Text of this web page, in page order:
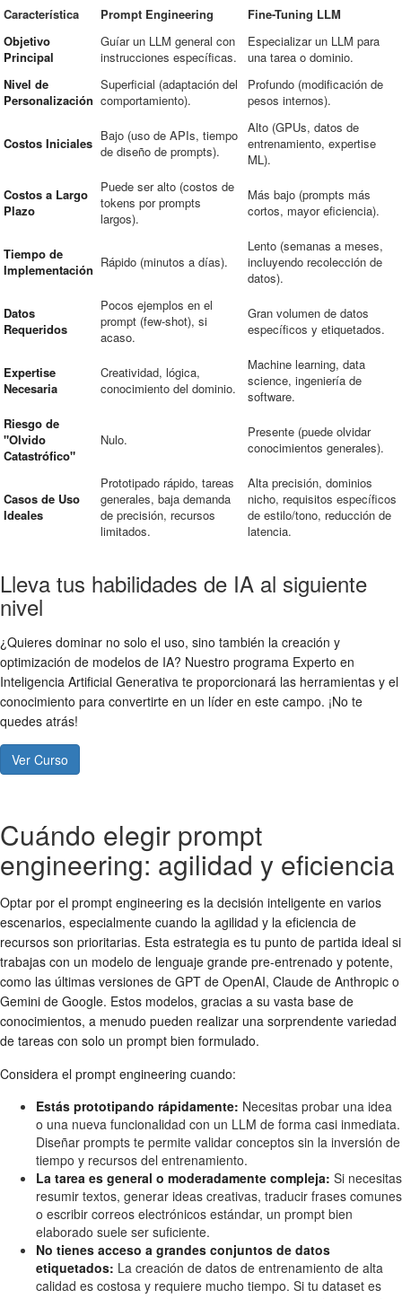
Característica Prompt Engineering
Fine-Tuning LLM
Objetivo
Principal
Guíar un LLM general con
instrucciones específicas.
Especializar un LLM para
una tarea o dominio.
Nivel de
Personalización
Superficial (adaptación del
comportamiento).
Profundo (modificación de
pesos internos).
Costos Iniciales Bajo (uso de APIs, tiempo
de diseño de prompts).
Alto (GPUs, datos de
entrenamiento, expertise
ML).
Costos a Largo
Plazo
Puede ser alto (costos de
tokens por prompts
largos).
Más bajo (prompts más
cortos, mayor eficiencia).
Tiempo de
Implementación Rápido (minutos a días).
Lento (semanas a meses,
incluyendo recolección de
datos).
Datos
Requeridos
Pocos ejemplos en el
prompt (few-shot), si
acaso.
Gran volumen de datos
específicos y etiquetados.
Expertise
Necesaria
Creatividad, lógica,
conocimiento del dominio.
Machine learning, data
science, ingeniería de
software.
Riesgo de
"Olvido
Catastrófico"
Nulo.
Presente (puede olvidar
conocimientos generales).
Casos de Uso
Ideales
Prototipado rápido, tareas
generales, baja demanda
de precisión, recursos
limitados.
Alta precisión, dominios
nicho, requisitos específicos
de estilo/tono, reducción de
latencia.
Lleva tus habilidades de IA al siguiente
nivel
¿Quieres dominar no solo el uso, sino también la creación y
optimización de modelos de IA? Nuestro programa Experto en
Inteligencia Artificial Generativa te proporcionará las herramientas y el
conocimiento para convertirte en un líder en este campo. ¡No te
quedes atrás!
Ver Curso
Cuándo elegir prompt
engineering: agilidad y eficiencia
Optar por el prompt engineering es la decisión inteligente en varios
escenarios, especialmente cuando la agilidad y la eficiencia de
recursos son prioritarias. Esta estrategia es tu punto de partida ideal si
trabajas con un modelo de lenguaje grande pre-entrenado y potente,
como las últimas versiones de GPT de OpenAI, Claude de Anthropic o
Gemini de Google. Estos modelos, gracias a su vasta base de
conocimientos, a menudo pueden realizar una sorprendente variedad
de tareas con solo un prompt bien formulado.
Considera el prompt engineering cuando:
Estás prototipando rápidamente: Necesitas probar una idea
o una nueva funcionalidad con un LLM de forma casi inmediata.
Diseñar prompts te permite validar conceptos sin la inversión de
tiempo y recursos del entrenamiento.
La tarea es general o moderadamente compleja: Si necesitas
resumir textos, generar ideas creativas, traducir frases comunes
o escribir correos electrónicos estándar, un prompt bien
elaborado suele ser suficiente.
No tienes acceso a grandes conjuntos de datos
etiquetados: La creación de datos de entrenamiento de alta
calidad es costosa y requiere mucho tiempo. Si tu dataset es